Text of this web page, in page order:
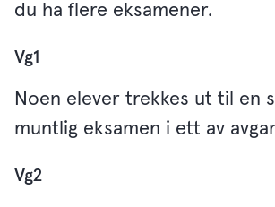
du ha flere eksamener.
Vg1
Noen elever trekkes ut til en
muntlig eksamen i ett av
Vg2